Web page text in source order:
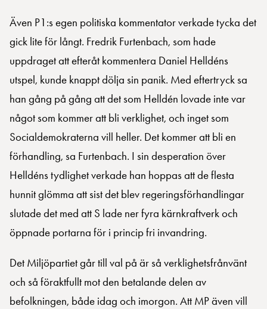
Även P1:s egen politiska kommentator verkade tycka det
gick lite för långt. Fredrik Furtenbach, som hade
uppdraget att efteråt kommentera Daniel Helldéns
utspel, kunde knappt dölja sin panik. Med eftertryck sa
han gång på gång att det som Helldén lovade inte var
något som kommer att bli verklighet, och inget som
Socialdemokraterna vill heller. Det kommer att bli en
förhandling, sa Furtenbach. I sin desperation över
Helldéns tydlighet verkade han hoppas att de flesta
hunnit glömma att sist det blev regeringsförhandlingar
slutade det med att S lade ner fyra kärnkraftverk och
öppnade portarna för i princip fri invandring.
Det Miljöpartiet går till val på är så verklighetsfrånvänt
och så föraktfullt mot den betalande delen av
befolkningen, både idag och imorgon. Att MP även vill